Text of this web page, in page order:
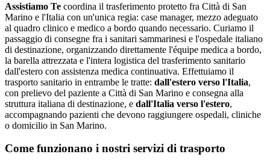
Assistiamo Te coordina il trasferimento protetto fra Città di San
Marino e l'Italia con un'unica regia: case manager, mezzo adeguato
al quadro clinico e medico a bordo quando necessario. Curiamo il
passaggio di consegne fra i sanitari sammarinesi e l'ospedale italiano
di destinazione, organizzando direttamente l'équipe medica a bordo,
la barella attrezzata e l'intera logistica del trasferimento sanitario
dall'estero con assistenza medica continuativa. Effettuiamo il
trasporto sanitario in entrambe le tratte: dall'estero verso l'Italia,
con prelievo del paziente a Città di San Marino e consegna alla
struttura italiana di destinazione, e dall'Italia verso l'estero,
accompagnando pazienti che devono raggiungere ospedali, cliniche
o domicilio in San Marino.
Come funzionano i nostri servizi di trasporto